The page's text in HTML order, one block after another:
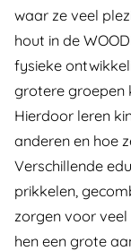
waar ze veel
hout in de
fysieke
grotere groepen
Hierdoor leren
anderen en hoe
Verschillende
prikkelen,
zorgen voor veel
hen een grote